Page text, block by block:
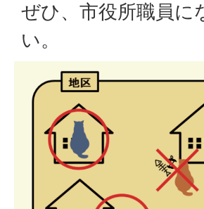
ぜひ、市役所職員
い。